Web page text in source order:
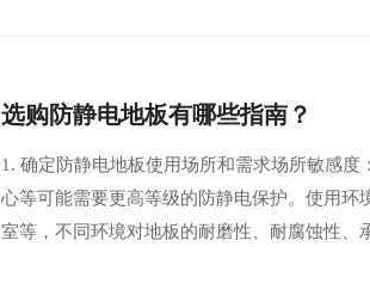
选购防静电地板有哪些指南？
1. 确定防静电地板使用场所和需求场所敏感
心等可能需要更高等级的防静电保护。使用
室等，不同环境对地板的耐磨性、耐腐蚀性、